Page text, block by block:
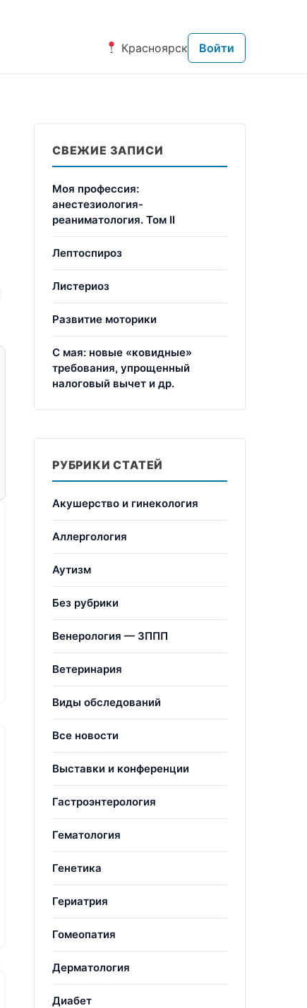
Красноярск Войти
СВЕЖИЕ ЗАПИСИ
Моя профессия:
анестезиология-
реаниматология. Том II
Лептоспироз
Листериоз
Развитие моторики
С мая: новые «ковидные»
требования, упрощенный
налоговый вычет и др.
РУБРИКИ СТАТЕЙ
Акушерство и гинекология
Аллергология
Аутизм
Без рубрики
Венерология — ЗППП
Ветеринария
Виды обследований
Все новости
Выставки и конференции
Гастроэнтерология
Гематология
Генетика
Гериатрия
Гомеопатия
Дерматология
Диабет